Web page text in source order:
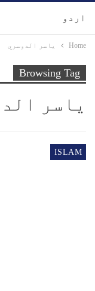
اردو
Home ياسر الدوسري
Browsing Tag
ياسر
ISLAM